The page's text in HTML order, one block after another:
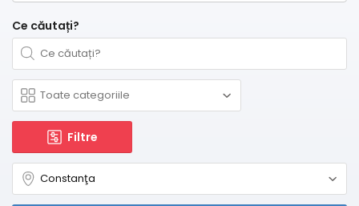
Ce căutați?
Filtre